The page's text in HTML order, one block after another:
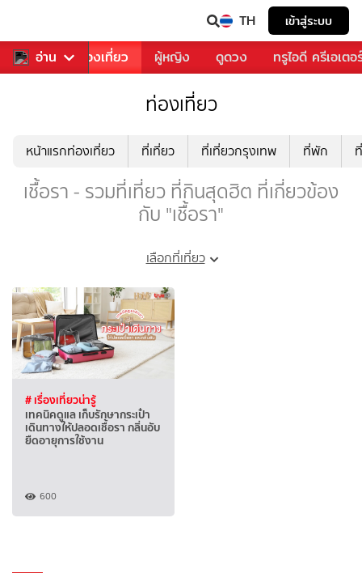
TH เข้าสู่ระบบ
อ่าน
อาหาร ท่องเที่ยว ผู้หญิง ดูดวง ทรูไอดี ครีเอเตอ
ท่องเที่ยว
หน้าแรกท่องเที่ยว ที่เที่ยว ที่เที่ยวกรุงเทพ ที่พัก
เชื้อรา - รวมที่เที่ยว ที่กินสุดฮิต ที่เกี่ยวข้อง
กับ "เชื้อรา"
เลือกที่เที่ยว
# เรื่องเที่ยวน่ารู้
เทคนิคดูแล เก็บรักษากระเป๋า
เดินทางให้ปลอดเชื้อรา กลิ่นอับ
ยืดอายุการใช้งาน
600